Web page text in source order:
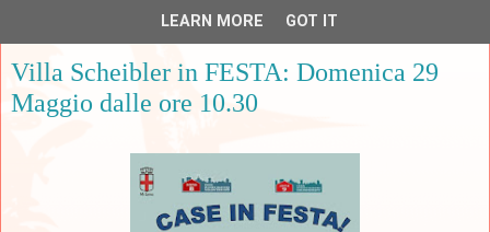
Villa Scheibler in FESTA: Domenica 29
Maggio dalle ore 10.30
LEARN MORE GOT IT